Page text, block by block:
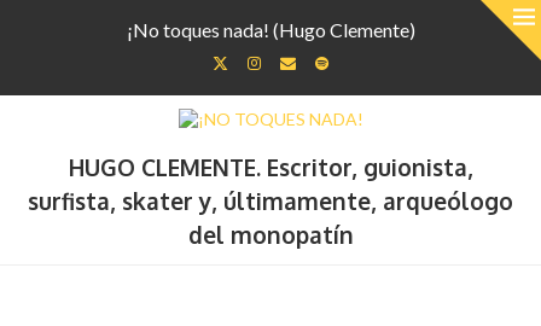
¡No toques nada! (Hugo Clemente)
HUGO CLEMENTE. Escritor, guionista,
surfista, skater y, últimamente, arqueólogo
del monopatín